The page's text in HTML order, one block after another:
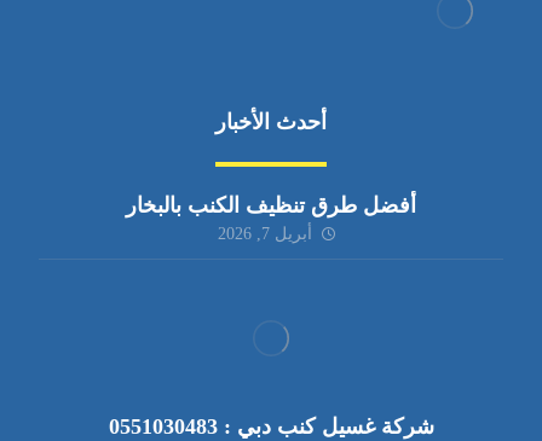
أحدث الأخبار
أفضل طرق تنظيف الكنب بالبخار
أبريل 7, 2026
شركة غسيل كنب دبي : 0551030483